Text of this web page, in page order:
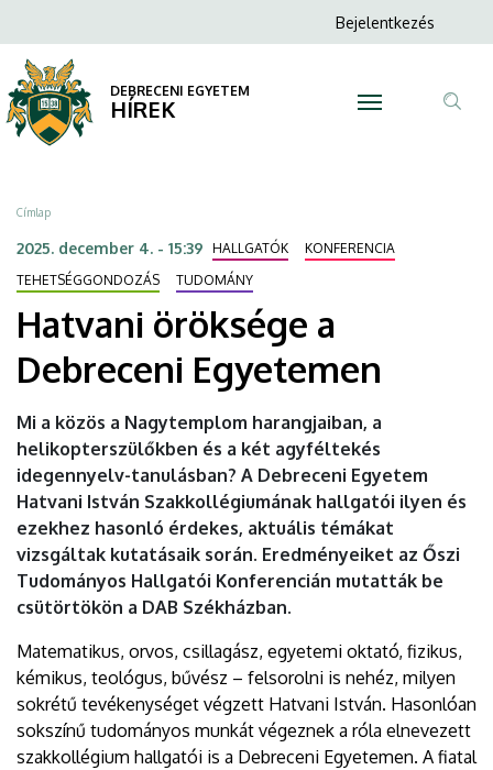
öröksége
a
Debreceni
Egyetemen
DEBRECENI
EGYETEM
a
tartalomra
Anonim
menüje
Bejelentkezés
DEBRECENI EGYETEM
HÍREK
Morzsa
Címlap
2025. december 4. - 15:39 HALLGATÓK
KONFERENCIA
TEHETSÉGGONDOZÁS
TUDOMÁNY
Hatvani öröksége a
Debreceni Egyetemen
Mi a közös a Nagytemplom harangjaiban, a
helikopterszülőkben és a két agyféltekés
idegennyelv-tanulásban? A Debreceni Egyetem
Hatvani István Szakkollégiumának hallgatói ilyen és
ezekhez hasonló érdekes, aktuális témákat
vizsgáltak kutatásaik során. Eredményeiket az Őszi
Tudományos Hallgatói Konferencián mutatták be
csütörtökön a DAB Székházban.
Matematikus, orvos, csillagász, egyetemi oktató, fizikus,
kémikus, teológus, bűvész – felsorolni is nehéz, milyen
sokrétű tevékenységet végzett Hatvani István. Hasonlóan
sokszínű tudományos munkát végeznek a róla elnevezett
szakkollégium hallgatói is a Debreceni Egyetemen. A fiatal